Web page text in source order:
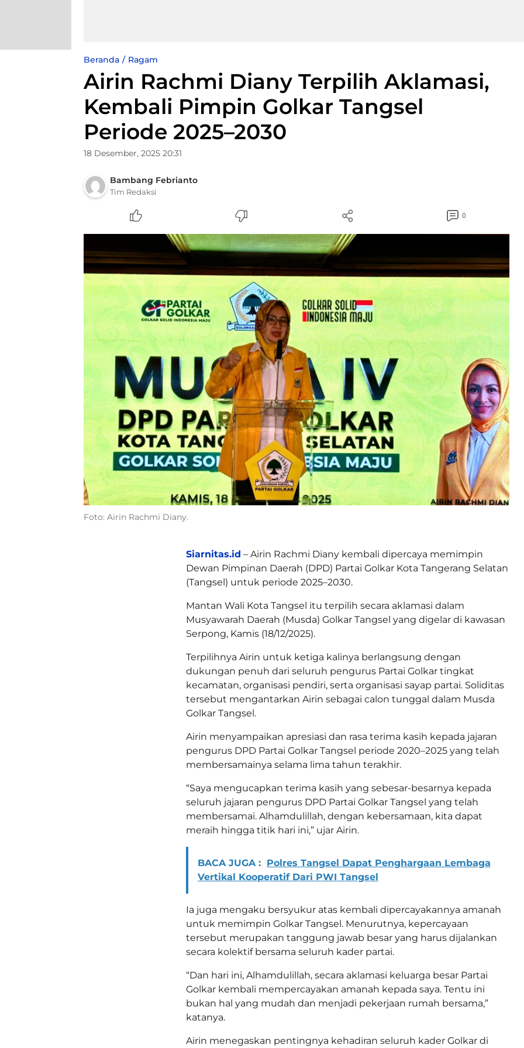
Beranda Ragam
Airin Rachmi Diany Terpilih Aklamasi,
Kembali Pimpin Golkar Tangsel
Periode 2025–2030
18 Desember, 2025 20:31
Bambang Febrianto
Tim Redaksi
0
Foto: Airin Rachmi Diany.
Siarnitas.id – Airin Rachmi Diany kembali dipercaya memimpin
Dewan Pimpinan Daerah (DPD) Partai Golkar Kota Tangerang Selatan
(Tangsel) untuk periode 2025–2030.
Mantan Wali Kota Tangsel itu terpilih secara aklamasi dalam
Musyawarah Daerah (Musda) Golkar Tangsel yang digelar di kawasan
Serpong, Kamis (18/12/2025).
Terpilihnya Airin untuk ketiga kalinya berlangsung dengan
dukungan penuh dari seluruh pengurus Partai Golkar tingkat
kecamatan, organisasi pendiri, serta organisasi sayap partai. Soliditas
tersebut mengantarkan Airin sebagai calon tunggal dalam Musda
Golkar Tangsel.
Airin menyampaikan apresiasi dan rasa terima kasih kepada jajaran
pengurus DPD Partai Golkar Tangsel periode 2020–2025 yang telah
membersamainya selama lima tahun terakhir.
“Saya mengucapkan terima kasih yang sebesar-besarnya kepada
seluruh jajaran pengurus DPD Partai Golkar Tangsel yang telah
membersamai. Alhamdulillah, dengan kebersamaan, kita dapat
meraih hingga titik hari ini,” ujar Airin.
BACA JUGA : Polres Tangsel Dapat Penghargaan Lembaga
Vertikal Kooperatif Dari PWI Tangsel
Ia juga mengaku bersyukur atas kembali dipercayakannya amanah
untuk memimpin Golkar Tangsel. Menurutnya, kepercayaan
tersebut merupakan tanggung jawab besar yang harus dijalankan
secara kolektif bersama seluruh kader partai.
“Dan hari ini, Alhamdulillah, secara aklamasi keluarga besar Partai
Golkar kembali mempercayakan amanah kepada saya. Tentu ini
bukan hal yang mudah dan menjadi pekerjaan rumah bersama,”
katanya.
Airin menegaskan pentingnya kehadiran seluruh kader Golkar di